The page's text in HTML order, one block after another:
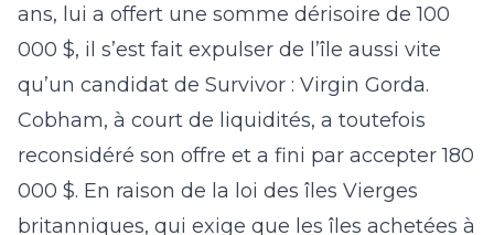
ans, lui a offert une somme dérisoire de 100
000 $, il s’est fait expulser de l’île aussi vite
qu’un candidat de Survivor : Virgin Gorda.
Cobham, à court de liquidités, a toutefois
reconsidéré son offre et a fini par accepter 180
000 $. En raison de la loi des îles Vierges
britanniques, qui exige que les îles achetées à